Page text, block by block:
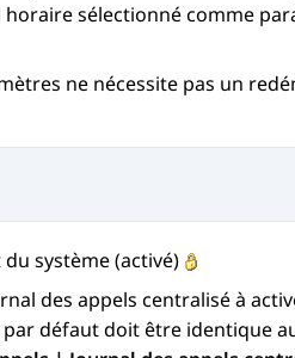
sélectionné comme
ne nécessite pas un
système (activé)
des appels centralisé à
défaut doit être identique